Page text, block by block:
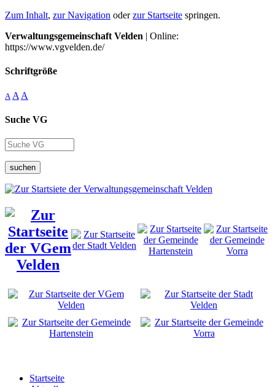
Zum Inhalt, zur Navigation oderzur Startseite springen.
Verwaltungsgemeinschaft Velden | Online:
https://www.vgvelden.de/
Schriftgröße
A A A
Suche VG
suchen
Startseite